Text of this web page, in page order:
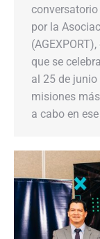
conversatorio
por la
que se
al 25 de
misiones
a cabo en